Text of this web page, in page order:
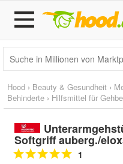
Hood › Beauty & Gesundheit ›
Behinderte › Hilfsmittel für
Softgriff auberg./
1